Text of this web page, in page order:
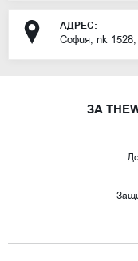
АДРЕС:
София, пк
ЗА